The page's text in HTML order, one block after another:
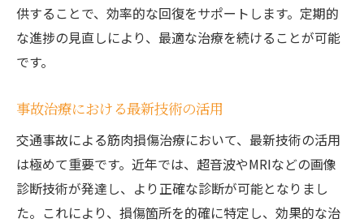
供することで、効率的な回復をサポートします。定期的
な進捗の見直しにより、最適な治療を続けることが可能
です。
事故治療における最新技術の活用
交通事故による筋肉損傷治療において、最新技術の活用
は極めて重要です。近年では、超音波やMRIなどの画像
診断技術が発達し、より正確な診断が可能となりまし
た。これにより、損傷箇所を的確に特定し、効果的な治